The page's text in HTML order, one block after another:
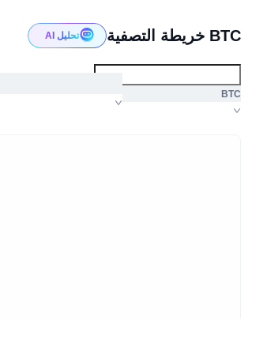
BTC خريطة التصفية تحليل AI
BTC